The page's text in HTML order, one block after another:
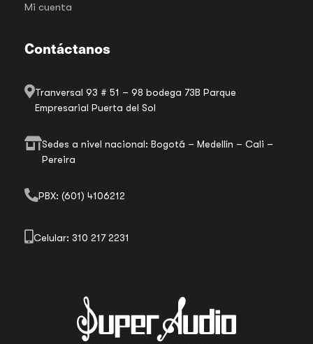
Mi cuenta
Contáctanos
Tranversal 93 # 51 – 98 bodega 73B Parque
Empresarial Puerta del Sol
Sedes a nivel nacional: Bogotá – Medellín – Cali –
Pereira
PBX: (601) 4106212
Celular: 310 217 2231